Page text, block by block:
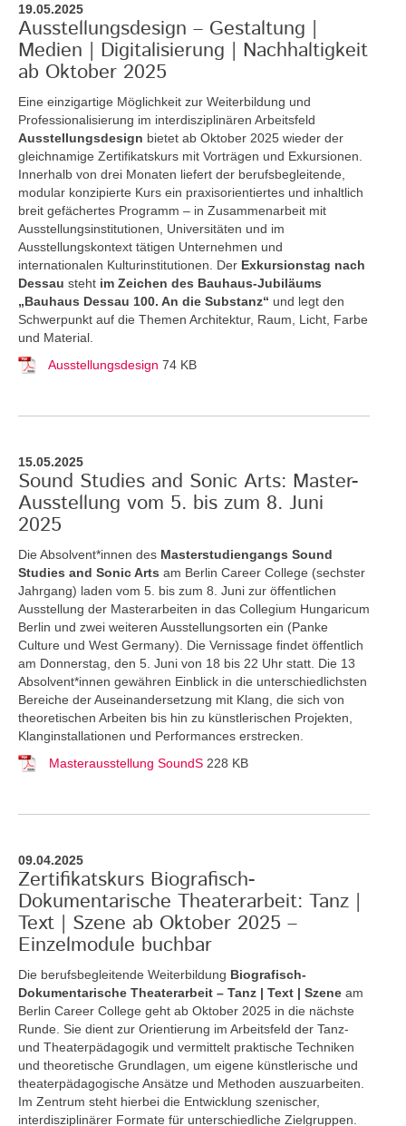
19.05.2025
Ausstellungsdesign – Gestaltung |
Medien | Digitalisierung | Nachhaltigkeit
ab Oktober 2025
Eine einzigartige Möglichkeit zur Weiterbildung und
Professionalisierung im interdisziplinären Arbeitsfeld
Ausstellungsdesign bietet ab Oktober 2025 wieder der
gleichnamige Zertifikatskurs mit Vorträgen und Exkursionen.
Innerhalb von drei Monaten liefert der berufsbegleitende,
modular konzipierte Kurs ein praxisorientiertes und inhaltlich
breit gefächertes Programm – in Zusammenarbeit mit
Ausstellungsinstitutionen, Universitäten und im
Ausstellungskontext tätigen Unternehmen und
internationalen Kulturinstitutionen. Der Exkursionstag nach
Dessau steht im Zeichen des Bauhaus-Jubiläums
„Bauhaus Dessau 100. An die Substanz“ und legt den
Schwerpunkt auf die Themen Architektur, Raum, Licht, Farbe
und Material.
Ausstellungsdesign 74 KB
15.05.2025
Sound Studies and Sonic Arts: Master-
Ausstellung vom 5. bis zum 8. Juni
2025
Die Absolvent*innen des Masterstudiengangs Sound
Studies and Sonic Arts am Berlin Career College (sechster
Jahrgang) laden vom 5. bis zum 8. Juni zur öffentlichen
Ausstellung der Masterarbeiten in das Collegium Hungaricum
Berlin und zwei weiteren Ausstellungsorten ein (Panke
Culture und West Germany). Die Vernissage findet öffentlich
am Donnerstag, den 5. Juni von 18 bis 22 Uhr statt. Die 13
Absolvent*innen gewähren Einblick in die unterschiedlichsten
Bereiche der Auseinandersetzung mit Klang, die sich von
theoretischen Arbeiten bis hin zu künstlerischen Projekten,
Klanginstallationen und Performances erstrecken.
Masterausstellung SoundS 228 KB
09.04.2025
Zertifikatskurs Biografisch-
Dokumentarische Theaterarbeit: Tanz |
Text | Szene ab Oktober 2025 –
Einzelmodule buchbar
Die berufsbegleitende Weiterbildung Biografisch-
Dokumentarische Theaterarbeit – Tanz | Text | Szene am
Berlin Career College geht ab Oktober 2025 in die nächste
Runde. Sie dient zur Orientierung im Arbeitsfeld der Tanz-
und Theaterpädagogik und vermittelt praktische Techniken
und theoretische Grundlagen, um eigene künstlerische und
theaterpädagogische Ansätze und Methoden auszuarbeiten.
Im Zentrum steht hierbei die Entwicklung szenischer,
interdisziplinärer Formate für unterschiedliche Zielgruppen.